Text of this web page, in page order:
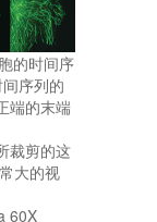
的时间序
序列的
端的末端
裁剪的这
大的视
60X